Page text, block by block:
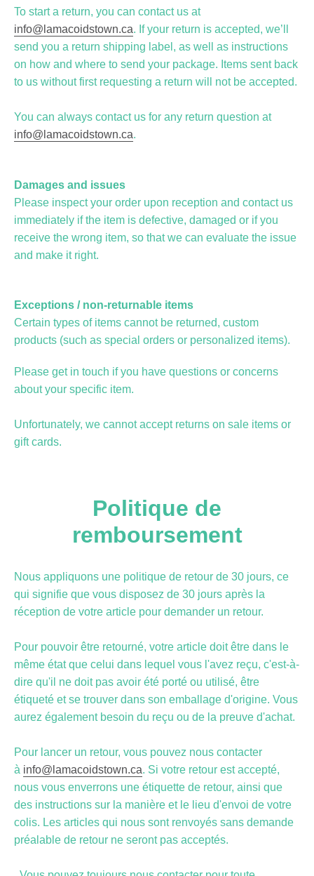
To start a return, you can contact us at
info@lamacoidstown.ca. If your return is accepted, we’ll
send you a return shipping label, as well as instructions
on how and where to send your package. Items sent back
to us without first requesting a return will not be accepted.
You can always contact us for any return question at
info@lamacoidstown.ca.
Damages and issues
Please inspect your order upon reception and contact us
immediately if the item is defective, damaged or if you
receive the wrong item, so that we can evaluate the issue
and make it right.
Exceptions / non-returnable items
Certain types of items cannot be returned, custom
products (such as special orders or personalized items).
Please get in touch if you have questions or concerns
about your specific item.
Unfortunately, we cannot accept returns on sale items or
gift cards.
Politique de
remboursement
Nous appliquons une politique de retour de 30 jours, ce
qui signifie que vous disposez de 30 jours après la
réception de votre article pour demander un retour.
Pour pouvoir être retourné, votre article doit être dans le
même état que celui dans lequel vous l'avez reçu, c'est-à-
dire qu'il ne doit pas avoir été porté ou utilisé, être
étiqueté et se trouver dans son emballage d'origine. Vous
aurez également besoin du reçu ou de la preuve d'achat.
Pour lancer un retour, vous pouvez nous contacter
à info@lamacoidstown.ca. Si votre retour est accepté,
nous vous enverrons une étiquette de retour, ainsi que
des instructions sur la manière et le lieu d'envoi de votre
colis. Les articles qui nous sont renvoyés sans demande
préalable de retour ne seront pas acceptés.